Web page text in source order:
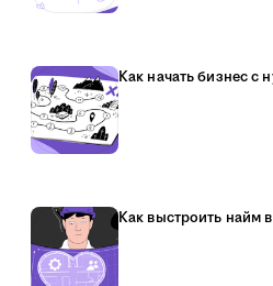
Как начать бизнес с
Как выстроить найм